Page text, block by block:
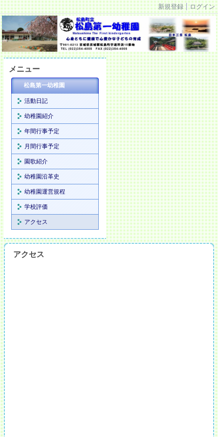
新規登録 ログイン
メニュー
松島第一幼稚園
活動日記
幼稚園紹介
年間行事予定
月間行事予定
園歌紹介
幼稚園沿革史
幼稚園運営規程
学校評価
アクセス
アクセス